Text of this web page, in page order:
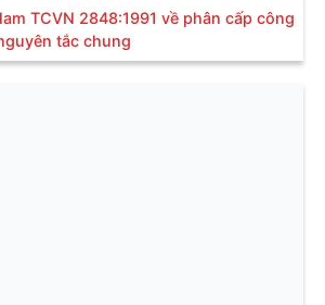
TCVN 2848:1991 về phân cấp công
tắc chung